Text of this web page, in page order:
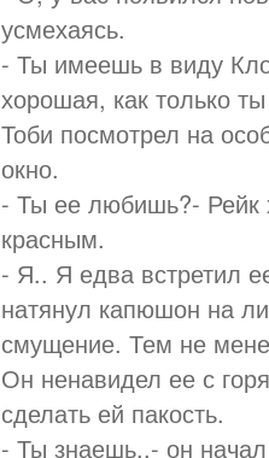
усмехаясь.
- Ты имеешь в виду
хорошая, как только
Тоби посмотрел на
окно.
- Ты ее любишь?- Рейк
красным.
- Я.. Я едва встретил
натянул капюшон на
смущение. Тем не
Он ненавидел ее с
сделать ей пакость.
- Ты знаешь..- он начал